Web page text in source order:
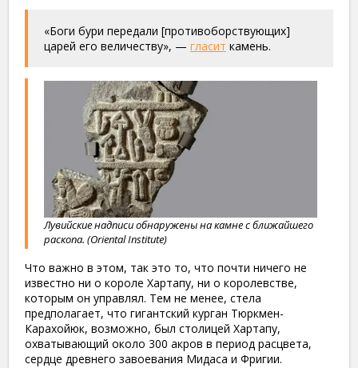
«Боги бури передали [противоборствующих]
царей его величеству», — гласит камень.
Лувийские надписи обнаружены на камне с ближайшего
раскопа. (Oriental Institute)
Что важно в этом, так это то, что почти ничего не
известно ни о короле Хартапу, ни о королевстве,
которым он управлял. Тем не менее, стела
предполагает, что гигантский курган Тюркмен-
Карахойюк, возможно, был столицей Хартапу,
охватывающий около 300 акров в период расцвета,
сердце древнего завоевания Мидаса и Фригии.